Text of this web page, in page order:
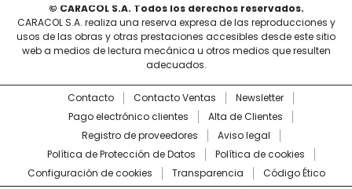
© CARACOL S.A. Todos los derechos reservados.
CARACOL S.A. realiza una reserva expresa de las reproducciones y
usos de las obras y otras prestaciones accesibles desde este sitio
web a medios de lectura mecánica u otros medios que resulten
adecuados.
Contacto Contacto Ventas
Newsletter
Pago electrónico clientes
Alta de Clientes
Registro de proveedores
Aviso legal
Política de Protección de Datos
Política de cookies
Configuración de cookies
Transparencia Código Ético